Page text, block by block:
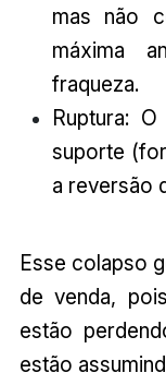
mas não
máxima
fraqueza.
Ruptura:
suporte
a reversão
Esse colapso
de venda,
estão
estão